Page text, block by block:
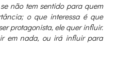
não tem sentido para quem
o que interessa é que
protagonista, ele quer influir.
em nada, ou irá influir para